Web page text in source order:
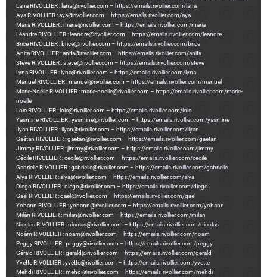
Lana RIVOLLIER : lana@rivollier.com – https://emails.rivollier.com/lana
Aya RIVOLLIER : aya@rivollier.com – https://emails.rivollier.com/aya
Maria RIVOLLIER : maria@rivollier.com – https://emails.rivollier.com/maria
Léandre RIVOLLIER : leandre@rivollier.com – https://emails.rivollier.com/leandre
Brice RIVOLLIER : brice@rivollier.com – https://emails.rivollier.com/brice
Anita RIVOLLIER : anita@rivollier.com – https://emails.rivollier.com/anita
Steve RIVOLLIER : steve@rivollier.com – https://emails.rivollier.com/steve
Lyna RIVOLLIER : lyna@rivollier.com – https://emails.rivollier.com/lyna
Manuel RIVOLLIER : manuel@rivollier.com – https://emails.rivollier.com/manuel
Marie-Noëlle RIVOLLIER : marie-noelle@rivollier.com – https://emails.rivollier.com/marie-
noelle
Loïc RIVOLLIER : loic@rivollier.com – https://emails.rivollier.com/loic
Yasmine RIVOLLIER : yasmine@rivollier.com – https://emails.rivollier.com/yasmine
Ilyan RIVOLLIER : ilyan@rivollier.com – https://emails.rivollier.com/ilyan
Gaétan RIVOLLIER : gaetan@rivollier.com – https://emails.rivollier.com/gaetan
Jimmy RIVOLLIER : jimmy@rivollier.com – https://emails.rivollier.com/jimmy
Cécile RIVOLLIER : cecile@rivollier.com – https://emails.rivollier.com/cecile
Gabrielle RIVOLLIER : gabrielle@rivollier.com – https://emails.rivollier.com/gabrielle
Alya RIVOLLIER : alya@rivollier.com – https://emails.rivollier.com/alya
Diego RIVOLLIER : diego@rivollier.com – https://emails.rivollier.com/diego
Gaël RIVOLLIER : gael@rivollier.com – https://emails.rivollier.com/gael
Yohann RIVOLLIER : yohann@rivollier.com – https://emails.rivollier.com/yohann
Milàn RIVOLLIER : milan@rivollier.com – https://emails.rivollier.com/milan
Nicolas RIVOLLIER : nicolas@rivollier.com – https://emails.rivollier.com/nicolas
Noâm RIVOLLIER : noam@rivollier.com – https://emails.rivollier.com/noam
Peggy RIVOLLIER : peggy@rivollier.com – https://emails.rivollier.com/peggy
Gérald RIVOLLIER : gerald@rivollier.com – https://emails.rivollier.com/gerald
Yvette RIVOLLIER : yvette@rivollier.com – https://emails.rivollier.com/yvette
Mehdi RIVOLLIER : mehdi@rivollier.com – https://emails.rivollier.com/mehdi